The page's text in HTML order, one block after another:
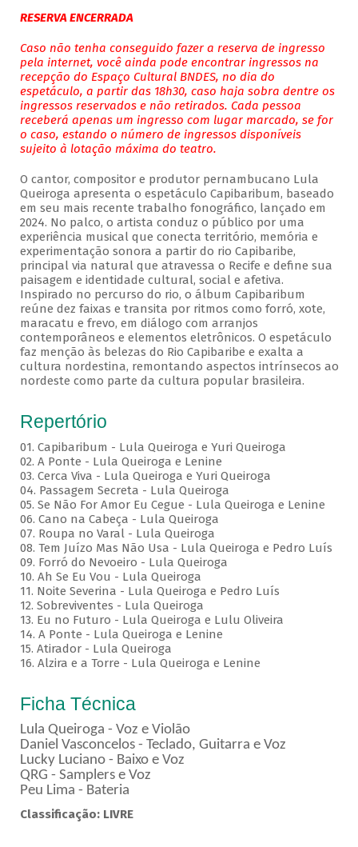
RESERVA ENCERRADA
Caso não tenha conseguido fazer a reserva de ingresso
pela internet, você ainda pode encontrar ingressos na
recepção do Espaço Cultural BNDES, no dia do
espetáculo, a partir das 18h30, caso haja sobra dentre os
ingressos reservados e não retirados. Cada pessoa
receberá apenas um ingresso com lugar marcado, se for
o caso, estando o número de ingressos disponíveis
sujeito à lotação máxima do teatro.
O cantor, compositor e produtor pernambucano Lula
Queiroga apresenta o espetáculo Capibaribum, baseado
em seu mais recente trabalho fonográfico, lançado em
2024. No palco, o artista conduz o público por uma
experiência musical que conecta território, memória e
experimentação sonora a partir do rio Capibaribe,
principal via natural que atravessa o Recife e define sua
paisagem e identidade cultural, social e afetiva.
Inspirado no percurso do rio, o álbum Capibaribum
reúne dez faixas e transita por ritmos como forró, xote,
maracatu e frevo, em diálogo com arranjos
contemporâneos e elementos eletrônicos. O espetáculo
faz menção às belezas do Rio Capibaribe e exalta a
cultura nordestina, remontando aspectos intrínsecos ao
nordeste como parte da cultura popular brasileira.
Repertório
01. Capibaribum - Lula Queiroga e Yuri Queiroga
02. A Ponte - Lula Queiroga e Lenine
03. Cerca Viva - Lula Queiroga e Yuri Queiroga
04. Passagem Secreta - Lula Queiroga
05. Se Não For Amor Eu Cegue - Lula Queiroga e Lenine
06. Cano na Cabeça - Lula Queiroga
07. Roupa no Varal - Lula Queiroga
08. Tem Juízo Mas Não Usa - Lula Queiroga e Pedro Luís
09. Forró do Nevoeiro - Lula Queiroga
10. Ah Se Eu Vou - Lula Queiroga
11. Noite Severina - Lula Queiroga e Pedro Luís
12. Sobreviventes - Lula Queiroga
13. Eu no Futuro - Lula Queiroga e Lulu Oliveira
14. A Ponte - Lula Queiroga e Lenine
15. Atirador - Lula Queiroga
16. Alzira e a Torre - Lula Queiroga e Lenine
Ficha Técnica
Lula Queiroga - Voz e Violão
Daniel Vasconcelos - Teclado, Guitarra e Voz
Lucky Luciano - Baixo e Voz
QRG - Samplers e Voz
Peu Lima - Bateria
Classificação: LIVRE